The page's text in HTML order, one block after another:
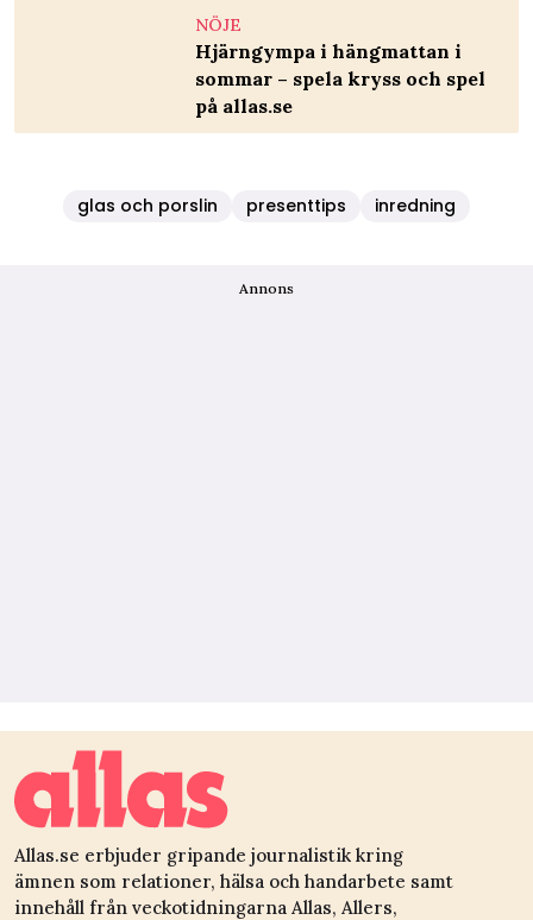
NÖJE
Hjärngympa i hängmattan i
sommar – spela kryss och spel
på allas.se
glas och porslin presenttips inredning
Annons
Allas.se erbjuder gripande journalistik kring
ämnen som relationer, hälsa och handarbete samt
innehåll från veckotidningarna Allas, Allers,